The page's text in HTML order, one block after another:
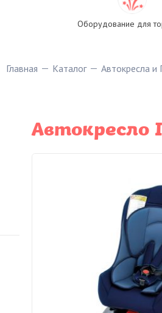
Оборудование для
Главная Каталог Автокресла и
Автокресло